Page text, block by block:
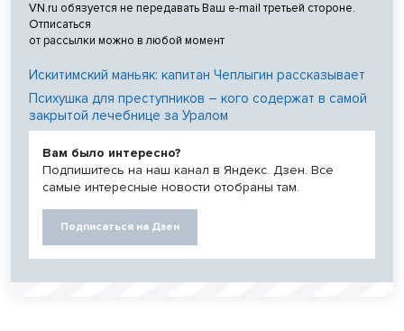
VN.ru обязуется не передавать Ваш e-mail третьей стороне.
Отписаться
от рассылки можно в любой момент
Искитимский маньяк: капитан Чеплыгин рассказывает
Психушка для преступников – кого содержат в самой
закрытой лечебнице за Уралом
Вам было интересно?
Подпишитесь на наш канал в Яндекс. Дзен. Все
самые интересные новости отобраны там.
Подписаться на Дзен